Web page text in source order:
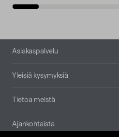
Alatunniste
Asiakaspalvelu
Yleisiä kysymyksiä
Tietoa meistä
Ajankohtaista